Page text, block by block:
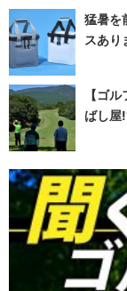
猛暑を
スあり
【ゴ
ばし